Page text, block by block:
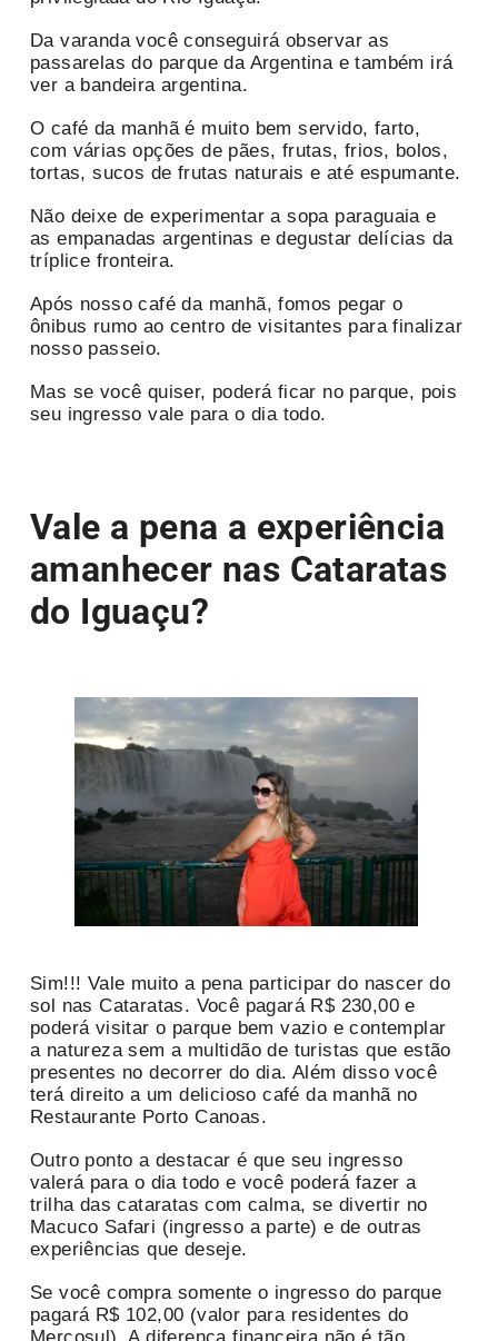
Da varanda você conseguirá observar as
passarelas do parque da Argentina e também irá
ver a bandeira argentina.
O café da manhã é muito bem servido, farto,
com várias opções de pães, frutas, frios, bolos,
tortas, sucos de frutas naturais e até espumante.
Não deixe de experimentar a sopa paraguaia e
as empanadas argentinas e degustar delícias da
tríplice fronteira.
Após nosso café da manhã, fomos pegar o
ônibus rumo ao centro de visitantes para finalizar
nosso passeio.
Mas se você quiser, poderá ficar no parque, pois
seu ingresso vale para o dia todo.
Vale a pena a experiência
amanhecer nas Cataratas
do Iguaçu?
Sim!!! Vale muito a pena participar do nascer do
sol nas Cataratas. Você pagará R$ 230,00 e
poderá visitar o parque bem vazio e contemplar
a natureza sem a multidão de turistas que estão
presentes no decorrer do dia. Além disso você
terá direito a um delicioso café da manhã no
Restaurante Porto Canoas.
Outro ponto a destacar é que seu ingresso
valerá para o dia todo e você poderá fazer a
trilha das cataratas com calma, se divertir no
Macuco Safari (ingresso a parte) e de outras
experiências que deseje.
Se você compra somente o ingresso do parque
pagará R$ 102,00 (valor para residentes do